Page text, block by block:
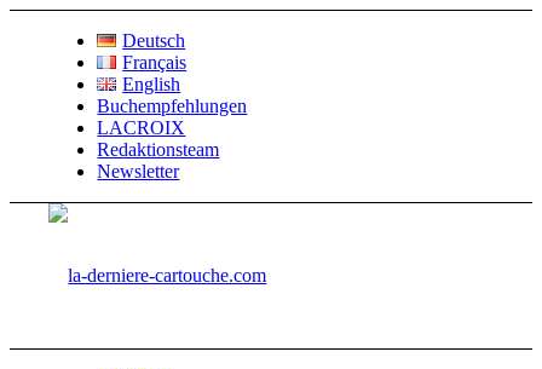
Deutsch
Français
English
Buchempfehlungen
LACROIX
Redaktionsteam
Newsletter